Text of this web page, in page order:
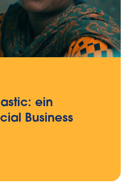
ein
Business